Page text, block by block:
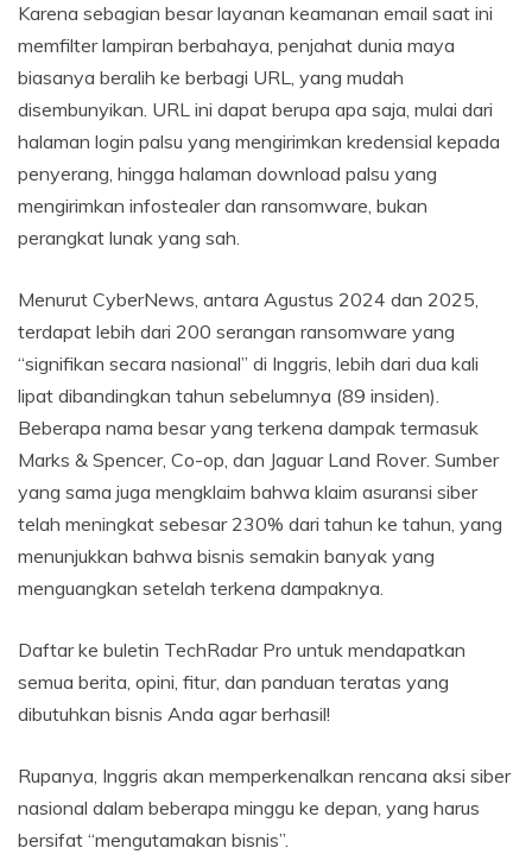
Karena sebagian besar layanan keamanan email saat ini
memfilter lampiran berbahaya, penjahat dunia maya
biasanya beralih ke berbagi URL, yang mudah
disembunyikan. URL ini dapat berupa apa saja, mulai dari
halaman login palsu yang mengirimkan kredensial kepada
penyerang, hingga halaman download palsu yang
mengirimkan infostealer dan ransomware, bukan
perangkat lunak yang sah.
Menurut CyberNews, antara Agustus 2024 dan 2025,
terdapat lebih dari 200 serangan ransomware yang
“signifikan secara nasional” di Inggris, lebih dari dua kali
lipat dibandingkan tahun sebelumnya (89 insiden).
Beberapa nama besar yang terkena dampak termasuk
Marks & Spencer, Co-op, dan Jaguar Land Rover. Sumber
yang sama juga mengklaim bahwa klaim asuransi siber
telah meningkat sebesar 230% dari tahun ke tahun, yang
menunjukkan bahwa bisnis semakin banyak yang
menguangkan setelah terkena dampaknya.
Daftar ke buletin TechRadar Pro untuk mendapatkan
semua berita, opini, fitur, dan panduan teratas yang
dibutuhkan bisnis Anda agar berhasil!
Rupanya, Inggris akan memperkenalkan rencana aksi siber
nasional dalam beberapa minggu ke depan, yang harus
bersifat “mengutamakan bisnis”.